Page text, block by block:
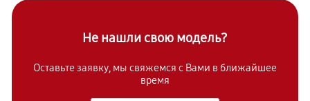
Не нашли свою модель?
Оставьте заявку, мы свяжемся с Вами в ближайшее
время